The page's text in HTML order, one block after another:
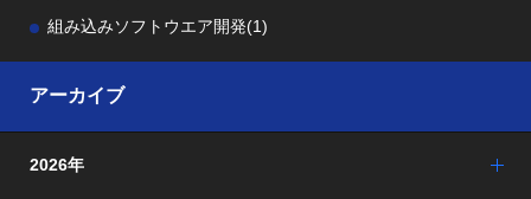
組み込みソフトウエア開発(1)
アーカイブ
2026年